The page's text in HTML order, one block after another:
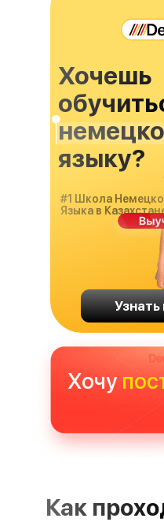
Хочешь
языку?
#1 Школа
Языка в
Хочу |
Как